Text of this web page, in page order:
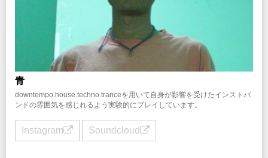
青
downtempo.house.techno.tranceを用いて自身が影響を受けたインストバ
ンドの雰囲気を感じれるよう実験的にプレイしています。
Instagram Soundcloud